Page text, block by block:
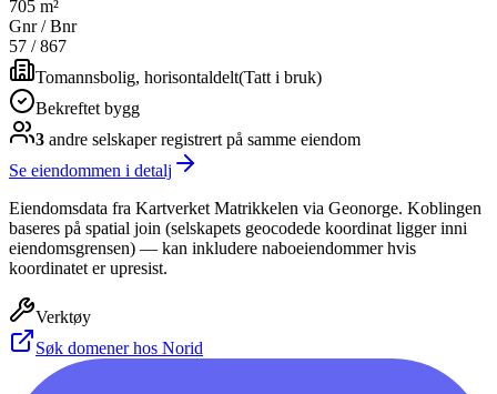
705 m²
Gnr / Bnr
57 /867
Tomannsbolig, horisontaldelt(Tatt i bruk)
Bekreftet bygg
3 andre selskaperregistrert på samme eiendom
Se eiendommen i detalj
Eiendomsdata fra Kartverket Matrikkelen via Geonorge. Koblingen
baseres på spatial join (selskapets geocodede koordinat ligger inni
eiendomsgrensen) — kan inkludere naboeiendommer hvis
koordinatet er upresist.
Verktøy
Søk domener hos Norid